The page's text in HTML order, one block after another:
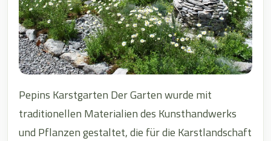
Pepins Karstgarten Der Garten wurde mit
traditionellen Materialien des Kunsthandwerks
und Pflanzen gestaltet, die für die Karstlandschaft